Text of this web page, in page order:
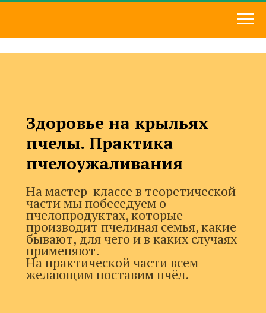
Здоровье на крыльях
пчелы. Практика
пчелоужаливания
На мастер-классе в теоретической
части мы побеседуем о
пчелопродуктах, которые
производит пчелиная семья, какие
бывают, для чего и в каких случаях
применяют.
На практической части всем
желающим поставим пчёл.